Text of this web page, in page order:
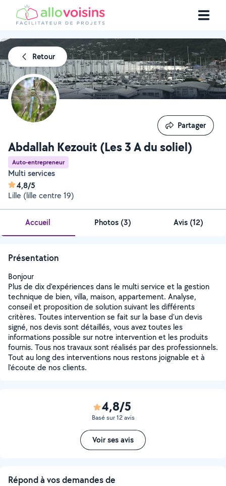
Retour
Abdallah Kezouit (Les 3 A du soliel)
Auto-entrepreneur
Multi services
4,8/5
Lille (lille centre 19)
Partager
Partager
Accueil Photos (3) Avis (12)
Présentation
Bonjour
Plus de dix d'expériences dans le multi service et la gestion
technique de bien, villa, maison, appartement. Analyse,
conseil et proposition de solution suivant les différents
critères. Toutes intervention se fait sur la base d'un devis
signé, nos devis sont détaillés, vous avez toutes les
informations possible sur notre intervention et les produits
fournis. Tous nos travaux sont réalisés par des professionnels.
Tout au long des interventions nous restons joignable et à
l'écoute de nos clients.
4,8/5
Basé sur 12 avis
Voir ses avis
Répond à vos demandes de